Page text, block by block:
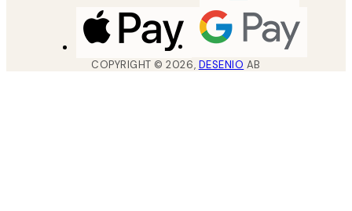
COPYRIGHT ©2026, DESENIO AB